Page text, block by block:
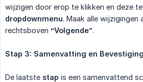
wijzigen door erop te klikken en deze
dropdownmenu. Maak alle
rechtsboven “Volgende”.
Stap 3: Samenvatting en Bevestiging
De laatste stap is een samenvattend